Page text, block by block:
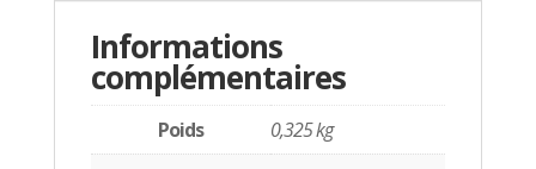
Informations
complémentaires
Poids
0,325 kg